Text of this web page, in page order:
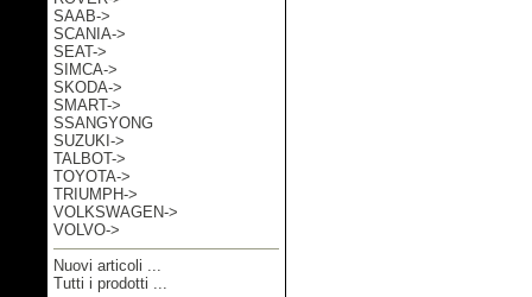
SAAB->
SCANIA->
SEAT->
SIMCA->
SKODA->
SMART->
SSANGYONG
SUZUKI->
TALBOT->
TOYOTA->
TRIUMPH->
VOLKSWAGEN->
VOLVO->
Nuovi articoli ...
Tutti i prodotti ...